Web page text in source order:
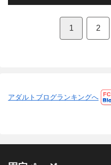
1 2
アダルトブログランキングへ